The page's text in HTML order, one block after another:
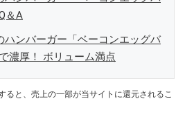
＆A
ハンバーガー「ベーコンエッグバ
濃厚！ ボリューム満点
ると、売上の一部が当サイトに還元されるこ